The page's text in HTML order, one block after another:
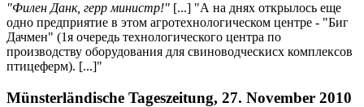
"Филен Данк, герр министр!" [...] "А на днях открылось еще
одно предприятие в этом агротехнологическом центре - "Биг
Дачмен" (1я очередь технологического центра по
производству оборудования для свиноводческисх комплексов
птицеферм). [...]"
Münsterländische Tageszeitung, 27. November 2010